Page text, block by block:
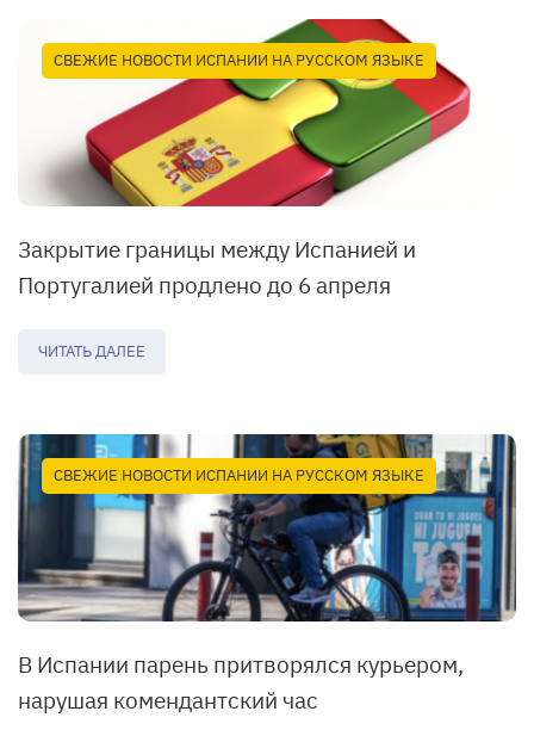
СВЕЖИЕ НОВОСТИ ИСПАНИИ НА РУССКОМ ЯЗЫКЕ
Закрытие границы между Испанией и
Португалией продлено до 6 апреля
ЧИТАТЬ ДАЛЕЕ
СВЕЖИЕ НОВОСТИ ИСПАНИИ НА РУССКОМ ЯЗЫКЕ
В Испании парень притворялся курьером,
нарушая комендантский час